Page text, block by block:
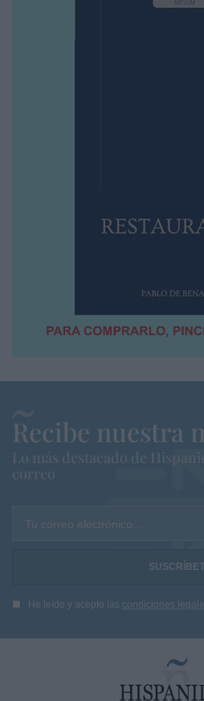
Recibe nuestra
Lo más destacado de
correo
Tu correo electrónico...
He leído y acepto las condiciones